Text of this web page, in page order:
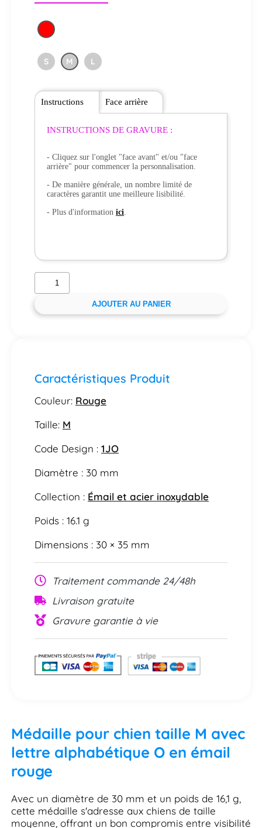
S M L
Instructions
INSTRUCTIONS DE GRAVURE :
- Cliquez sur l'onglet "face avant" et/ou "face
arrière" pour commencer la personnalisation.
- De manière générale, un nombre limité de
caractères garantit une meilleure lisibilité.
- Plus d'information ici.
Face arrière
AJOUTER AU PANIER
Caractéristiques Produit
Couleur: Rouge
Taille: M
Code Design : 1JO
Diamètre : 30 mm
Collection : Émail et acier inoxydable
Poids : 16.1 g
Dimensions : 30 × 35 mm
Traitement commande 24/48h
Livraison gratuite
Gravure garantie à vie
Médaille pour chien taille M avec
lettre alphabétique O en émail
rouge
Avec un diamètre de 30 mm et un poids de 16,1 g,
cette médaille s'adresse aux chiens de taille
moyenne, offrant un bon compromis entre visibilité